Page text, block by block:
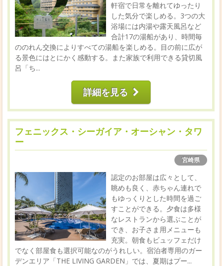
軒宿で日常を離れてゆったり
した気分で楽しめる。3つの大
浴場には内湯や露天風呂など
合計17の湯船があり、時間毎
ののれん交換によりすべての湯船を楽しめる。目の前に広が
る景色にはとにかく感動する。また家族で利用できる貸切風
呂「ち...
詳細を見る
フェニックス・シーガイア・オーシャン・タワ
ー
宮崎県
認定のお部屋は広々として、
眺めも良く、赤ちゃん連れで
もゆっくりとした時間を過ご
すことができる。夕食は多様
なレストランから選ぶことが
でき、お子さま用メニューも
充実。朝食もビュッフェだけ
でなく部屋食も選択可能なのがうれしい。宿泊者専用のガー
デンエリア「THE LIVING GARDEN」では、夏期はプー...